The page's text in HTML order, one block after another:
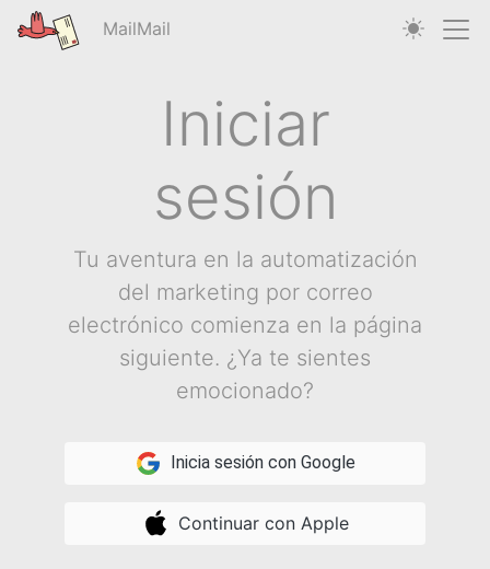
MailMail
Iniciar
sesión
Tu aventura en la automatización
del marketing por correo
electrónico comienza en la página
siguiente. ¿Ya te sientes
emocionado?
Inicia sesión con Google
Continuar con Apple